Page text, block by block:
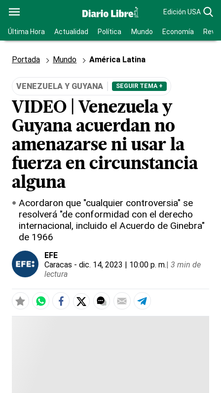
Edición USA
Última Hora Actualidad Política Mundo Economía
Portada Mundo América Latina
VENEZUELA Y GUYANA SEGUIR TEMA +
VIDEO | Venezuela y
Guyana acuerdan no
amenazarse ni usar la
fuerza en circunstancia
alguna
Acordaron que "cualquier controversia" se
resolverá "de conformidad con el derecho
internacional, incluido el Acuerdo de Ginebra"
de 1966
EFE
Caracas - dic. 14, 2023 | 10:00 p. m.| 3 min de
lectura